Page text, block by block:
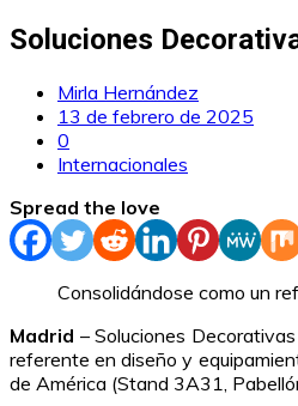
Soluciones
Mirla Hernández
13 de febrero de 2025
0
Internacionales
Spread the love
Consolidándose como un
Madrid – Soluciones
referente en diseño y
de América (Stand 3A31,